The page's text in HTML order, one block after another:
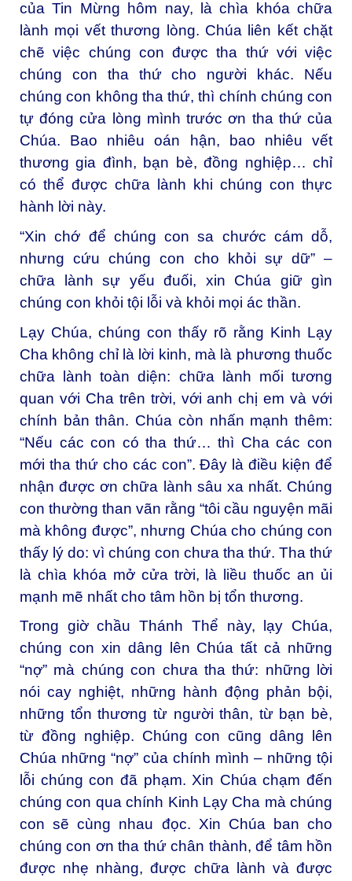
của Tin Mừng hôm nay, là chìa khóa chữa
lành mọi vết thương lòng. Chúa liên kết chặt
chẽ việc chúng con được tha thứ với việc
chúng con tha thứ cho người khác. Nếu
chúng con không tha thứ, thì chính chúng con
tự đóng cửa lòng mình trước ơn tha thứ của
Chúa. Bao nhiêu oán hận, bao nhiêu vết
thương gia đình, bạn bè, đồng nghiệp… chỉ
có thể được chữa lành khi chúng con thực
hành lời này.
“Xin chớ để chúng con sa chước cám dỗ,
nhưng cứu chúng con cho khỏi sự dữ” –
chữa lành sự yếu đuối, xin Chúa giữ gìn
chúng con khỏi tội lỗi và khỏi mọi ác thần.
Lạy Chúa, chúng con thấy rõ rằng Kinh Lạy
Cha không chỉ là lời kinh, mà là phương thuốc
chữa lành toàn diện: chữa lành mối tương
quan với Cha trên trời, với anh chị em và với
chính bản thân. Chúa còn nhấn mạnh thêm:
“Nếu các con có tha thứ… thì Cha các con
mới tha thứ cho các con”. Đây là điều kiện để
nhận được ơn chữa lành sâu xa nhất. Chúng
con thường than vãn rằng “tôi cầu nguyện mãi
mà không được”, nhưng Chúa cho chúng con
thấy lý do: vì chúng con chưa tha thứ. Tha thứ
là chìa khóa mở cửa trời, là liều thuốc an ủi
mạnh mẽ nhất cho tâm hồn bị tổn thương.
Trong giờ chầu Thánh Thể này, lạy Chúa,
chúng con xin dâng lên Chúa tất cả những
“nợ” mà chúng con chưa tha thứ: những lời
nói cay nghiệt, những hành động phản bội,
những tổn thương từ người thân, từ bạn bè,
từ đồng nghiệp. Chúng con cũng dâng lên
Chúa những “nợ” của chính mình – những tội
lỗi chúng con đã phạm. Xin Chúa chạm đến
chúng con qua chính Kinh Lạy Cha mà chúng
con sẽ cùng nhau đọc. Xin Chúa ban cho
chúng con ơn tha thứ chân thành, để tâm hồn
được nhẹ nhàng, được chữa lành và được